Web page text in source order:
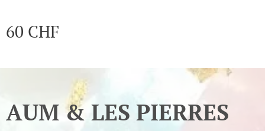
60 CHF
AUM & LES PIERRES